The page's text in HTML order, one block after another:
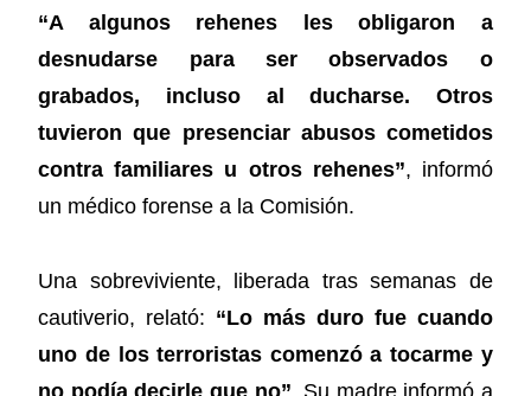
“A algunos rehenes les obligaron a
desnudarse para ser observados o
grabados, incluso al ducharse. Otros
tuvieron que presenciar abusos cometidos
contra familiares u otros rehenes”, informó
un médico forense a la Comisión.
Una sobreviviente, liberada tras semanas de
cautiverio, relató: “Lo más duro fue cuando
uno de los terroristas comenzó a tocarme y
no podía decirle que no” . Su madre informó a